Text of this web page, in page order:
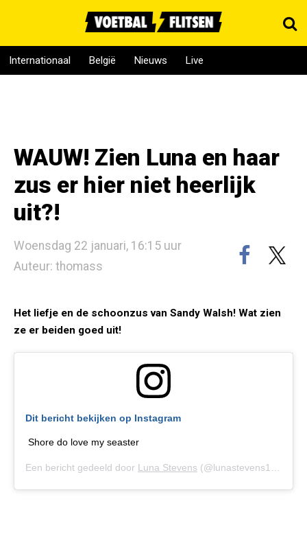
Internationaal België Nieuws Live
WAUW! Zien Luna en haar
zus er hier niet heerlijk
uit?!
Woensdag 22 januari, 16:15 uur
Auteur: thomass
Het liefje en de schoonzus van Sandy Walsh! Wat zien
ze er beiden goed uit!
Dit bericht bekijken op Instagram
Shore do love my seaster
Een bericht gedeeld door Luna Stevens (@lunastevens1) op